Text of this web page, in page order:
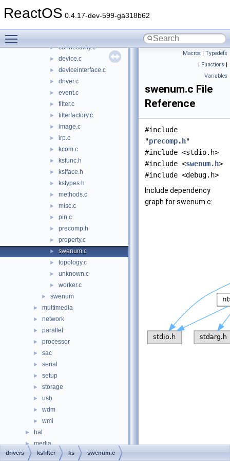
ReactOS 0.4.17-dev-599-ga318b62
► api.c
► connectivity.c
► device.c
► deviceinterface.c
► driver.c
► event.c
► filter.c
► filterfactory.c
► image.c
► irp.c
► kcom.c
► ksfunc.h
► ksiface.h
► kstypes.h
► methods.c
► misc.c
► pin.c
► precomp.h
► property.c
► swenum.c
► topology.c
► unknown.c
► worker.c
► swenum
► multimedia
► network
► parallel
► processor
► sac
► serial
► setup
► storage
► usb
► wdm
► wmi
► hal
► media
► modules
Macros | Typedefs
| Functions |
Variables
swenum.c File
Reference
#include
"precomp.h"
#include <stdio.h>
#include <swenum.h>
#include <debug.h>
Include dependency
graph for swenum.c:
drivers ksfilter ks swenum.c